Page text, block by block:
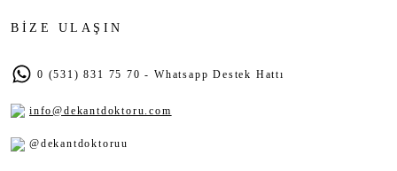
BİZE ULAŞIN
0 (531) 831 75 70 - Whatsapp Destek Hattı
info@dekantdoktoru.com
@dekantdoktoruu